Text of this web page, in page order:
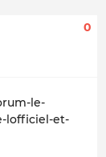
0
le-
lofficiel-et-